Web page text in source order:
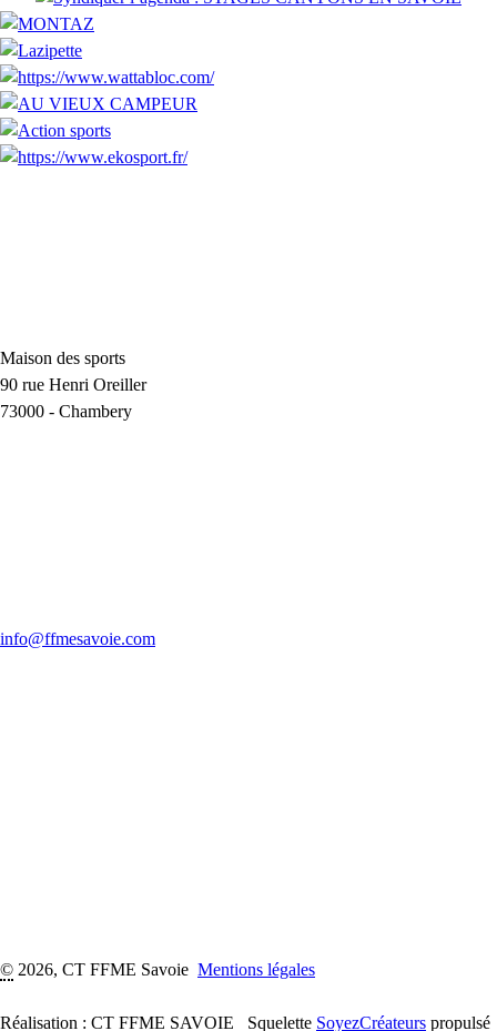
Maison des sports
90 rue Henri Oreiller
73000 - Chambery
info@ffmesavoie.com
© 2026, CT FFME Savoie Mentions légales
Réalisation : CT FFME SAVOIE Squelette SoyezCréateurs propulsé